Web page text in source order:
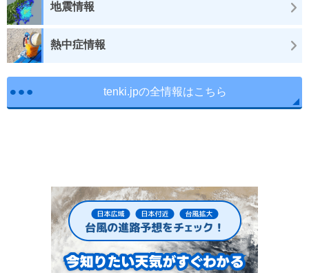
地震情報
熱中症情報
tenki.jpの全情報はこちら